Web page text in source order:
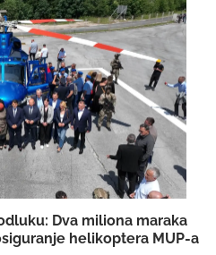
Dva miliona maraka
helikoptera MUP-a